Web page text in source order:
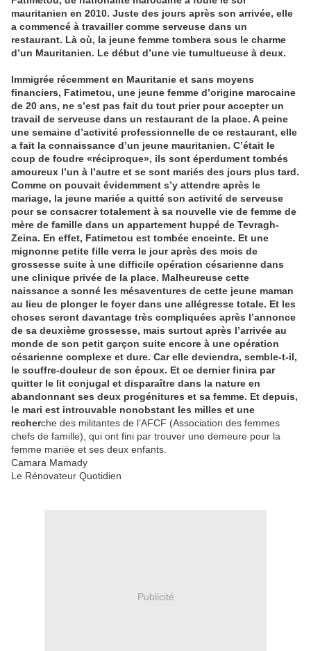
mauritanien en 2010. Juste des jours après son arrivée, elle
a commencé à travailler comme serveuse dans un
restaurant. Là où, la jeune femme tombera sous le charme
d’un Mauritanien. Le début d’une vie tumultueuse à deux.
Immigrée récemment en Mauritanie et sans moyens
financiers, Fatimetou, une jeune femme d’origine marocaine
de 20 ans, ne s’est pas fait du tout prier pour accepter un
travail de serveuse dans un restaurant de la place. A peine
une semaine d’activité professionnelle de ce restaurant, elle
a fait la connaissance d’un jeune mauritanien. C’était le
coup de foudre «réciproque», ils sont éperdument tombés
amoureux l’un à l’autre et se sont mariés des jours plus tard.
Comme on pouvait évidemment s’y attendre après le
mariage, la jeune mariée a quitté son activité de serveuse
pour se consacrer totalement à sa nouvelle vie de femme de
mère de famille dans un appartement huppé de Tevragh-
Zeina. En effet, Fatimetou est tombée enceinte. Et une
mignonne petite fille verra le jour après des mois de
grossesse suite à une difficile opération césarienne dans
une clinique privée de la place. Malheureuse cette
naissance a sonné les mésaventures de cette jeune maman
au lieu de plonger le foyer dans une allégresse totale. Et les
choses seront davantage très compliquées après l’annonce
de sa deuxième grossesse, mais surtout après l’arrivée au
monde de son petit garçon suite encore à une opération
césarienne complexe et dure. Car elle deviendra, semble-t-il,
le souffre-douleur de son époux. Et ce dernier finira par
quitter le lit conjugal et disparaître dans la nature en
abandonnant ses deux progénitures et sa femme. Et depuis,
le mari est introuvable nonobstant les milles et une
recherche des militantes de l’AFCF (Association des femmes
chefs de famille), qui ont fini par trouver une demeure pour la
femme mariée et ses deux enfants.
Camara Mamady
Le Rénovateur Quotidien
Publicité